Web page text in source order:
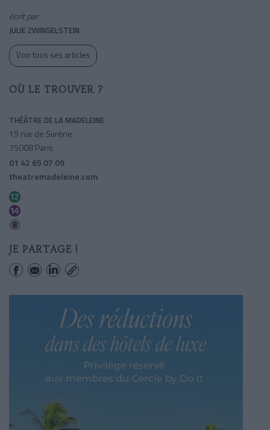
écrit par
JULIE ZWINGELSTEIN
Voir tous ses articles
OÙ LE TROUVER ?
THÉÂTRE DE LA MADELEINE
19 rue de Surène
75008 Paris
01 42 65 07 09
theatremadeleine.com
JE PARTAGE !